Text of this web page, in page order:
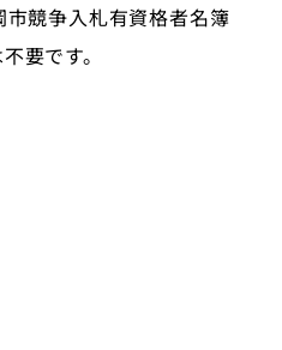
競争入札有資格者名簿
要です。